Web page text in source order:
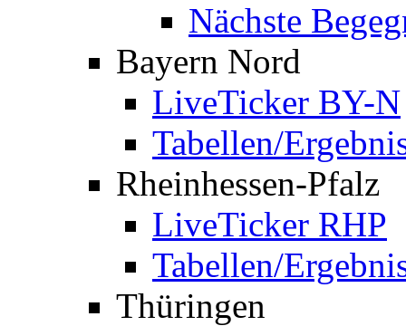
Nächste
Bayern Nord
LiveTicker BY-N
Tabellen/
Rheinhessen-Pfalz
LiveTicker RHP
Tabellen/
Thüringen